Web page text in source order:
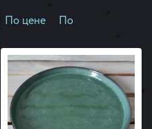
По цене
По